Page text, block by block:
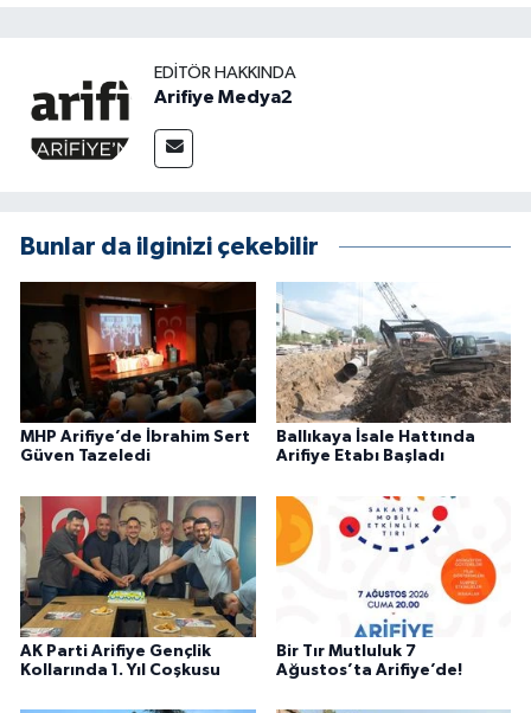
EDITÖR HAKKINDA
Arifiye Medya2
Bunlar da ilginizi çekebilir
MHP Arifiye’de İbrahim Sert
Güven Tazeledi
Ballıkaya İsale Hattında
Arifiye Etabı Başladı
AK Parti Arifiye Gençlik
Kollarında 1. Yıl Coşkusu
Bir Tır Mutluluk 7
Ağustos’ta Arifiye’de!